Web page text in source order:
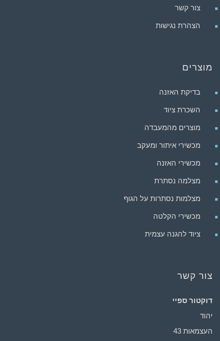
צור קשר
הצהרת נגישות
מוצרים
בדיקת האזנה
השכרת ציוד
מוצרים מהמעבדה
מכשירי איתור ומעקב
מכשירי האזנה
מצלמה נסתרת
מצלמות נסתרות על הגוף
מכשירי הקלטה
ציוד להגנה עצמית
צור קשר
דוקטור ספיי
יהוד
העצמאות 43